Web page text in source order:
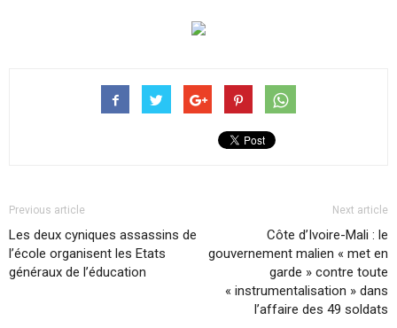
Previous article
Les deux cyniques assassins de
l’école organisent les Etats
généraux de l’éducation
Next article
Côte d’Ivoire-Mali : le
gouvernement malien « met en
garde » contre toute
« instrumentalisation » dans
l’affaire des 49 soldats